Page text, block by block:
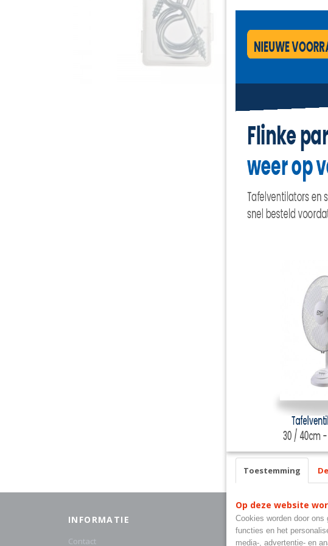
INFORMATIE
Contact
CATEGORIEËN
Cat1/Kinder Vuurwerk
Toestemming
Op deze website
Cookies worden door
functies en het
media-, advertentie- en